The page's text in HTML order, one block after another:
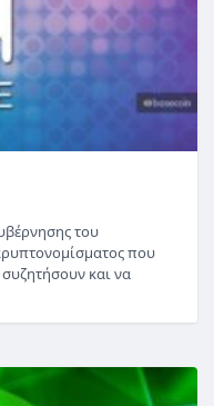
του
που
και να